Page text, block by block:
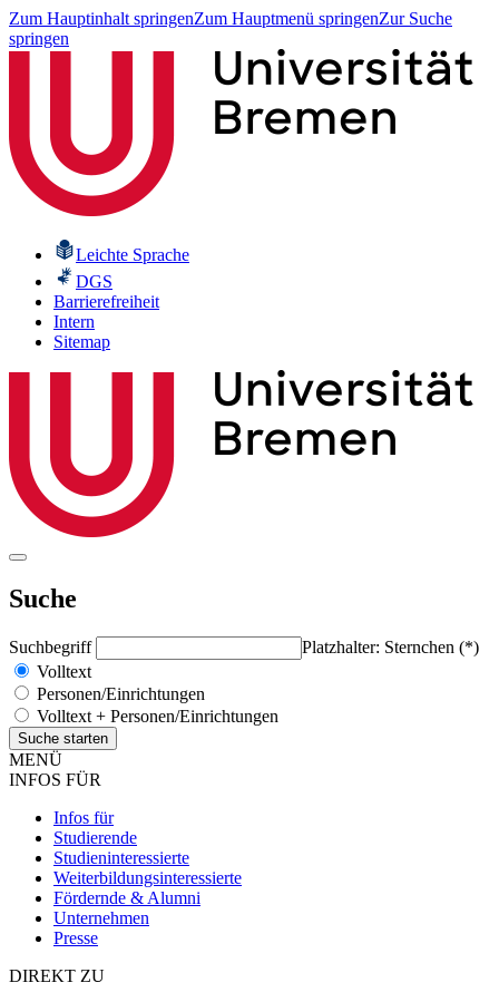
Zum Hauptinhalt springenZum Hauptmenü springenZur Suche
springen
Leichte Sprache
DGS
Barrierefreiheit
Intern
Sitemap
Suche
Suchbegriff
Platzhalter: Sternchen (*)
Volltext
Personen/Einrichtungen
Volltext + Personen/Einrichtungen
MENÜ
INFOS FÜR
Infos für
Studierende
Studieninteressierte
Weiterbildungsinteressierte
Fördernde & Alumni
Unternehmen
Presse
DIREKT ZU